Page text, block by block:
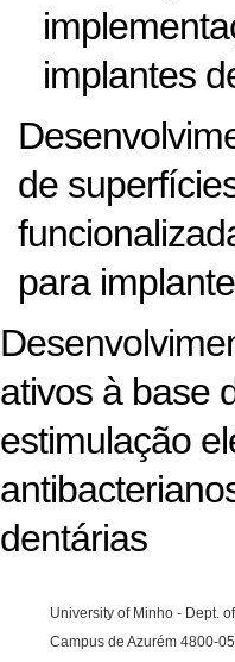
implantes
de
para
ativos à base
estimulação
dentárias
University of Minho - Dept.
Campus de Azurém 4800-